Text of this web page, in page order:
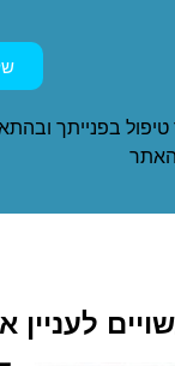
בפנייתך
לעניין